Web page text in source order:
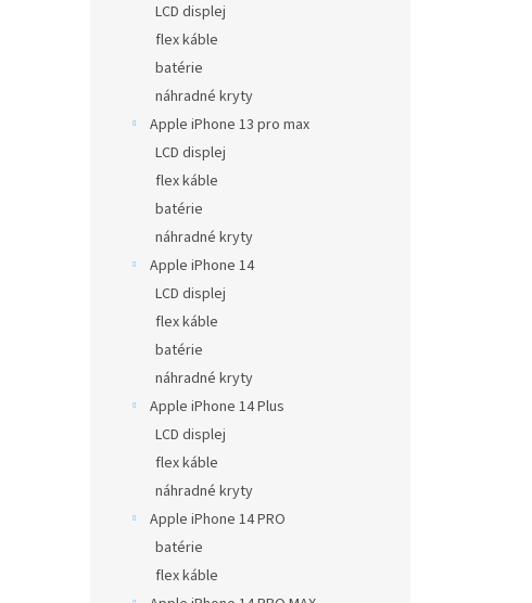
LCD displej
flex káble
batérie
náhradné kryty
Apple iPhone 13 pro max
LCD displej
flex káble
batérie
náhradné kryty
Apple iPhone 14
LCD displej
flex káble
batérie
náhradné kryty
Apple iPhone 14 Plus
LCD displej
flex káble
náhradné kryty
Apple iPhone 14 PRO
batérie
flex káble